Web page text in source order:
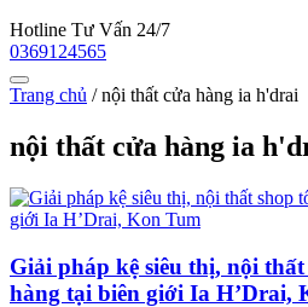
Hotline Tư Vấn 24/7
0369124565
Trang chủ /nội thất cửa hàng ia h'drai
nội thất cửa hàng ia
Giải pháp kệ siêu thị, nội
hàng tại biên giới Ia H’Drai,